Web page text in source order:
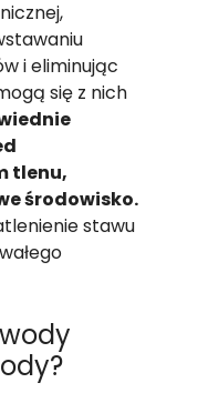
i eliminując
się z nich
tlenu,
środowisko.
stawu